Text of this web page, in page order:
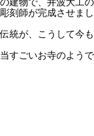
建物で、井波大工の
刻師が完成させまし
統が、こうして今も
すごいお寺のようで